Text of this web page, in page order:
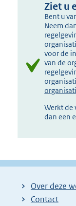
Ziet u
Bent u
Neem
voor de
van de
Werkt de
dan een
Over deze
Contact